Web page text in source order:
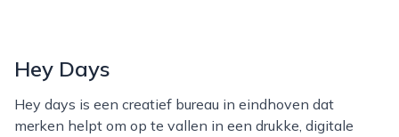
Hey Days
Hey days is een creatief bureau in eindhoven dat
merken helpt om op te vallen in een drukke, digitale